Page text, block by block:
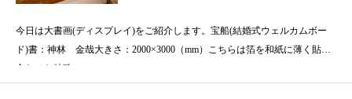
今日は大書画(ディスプレイ)をご紹介します。宝船(結婚式ウェルカムボー
ド)書：神林 金哉大きさ：2000×3000（mm）こちらは箔を和紙に薄く貼り
合わせた特殊